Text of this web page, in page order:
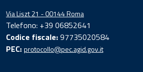
Via Liszt 21 - 00144 Roma
Telefono: +39 06852641
Codice fiscale:97735020584
PEC:protocollo@pec.agid.gov.it